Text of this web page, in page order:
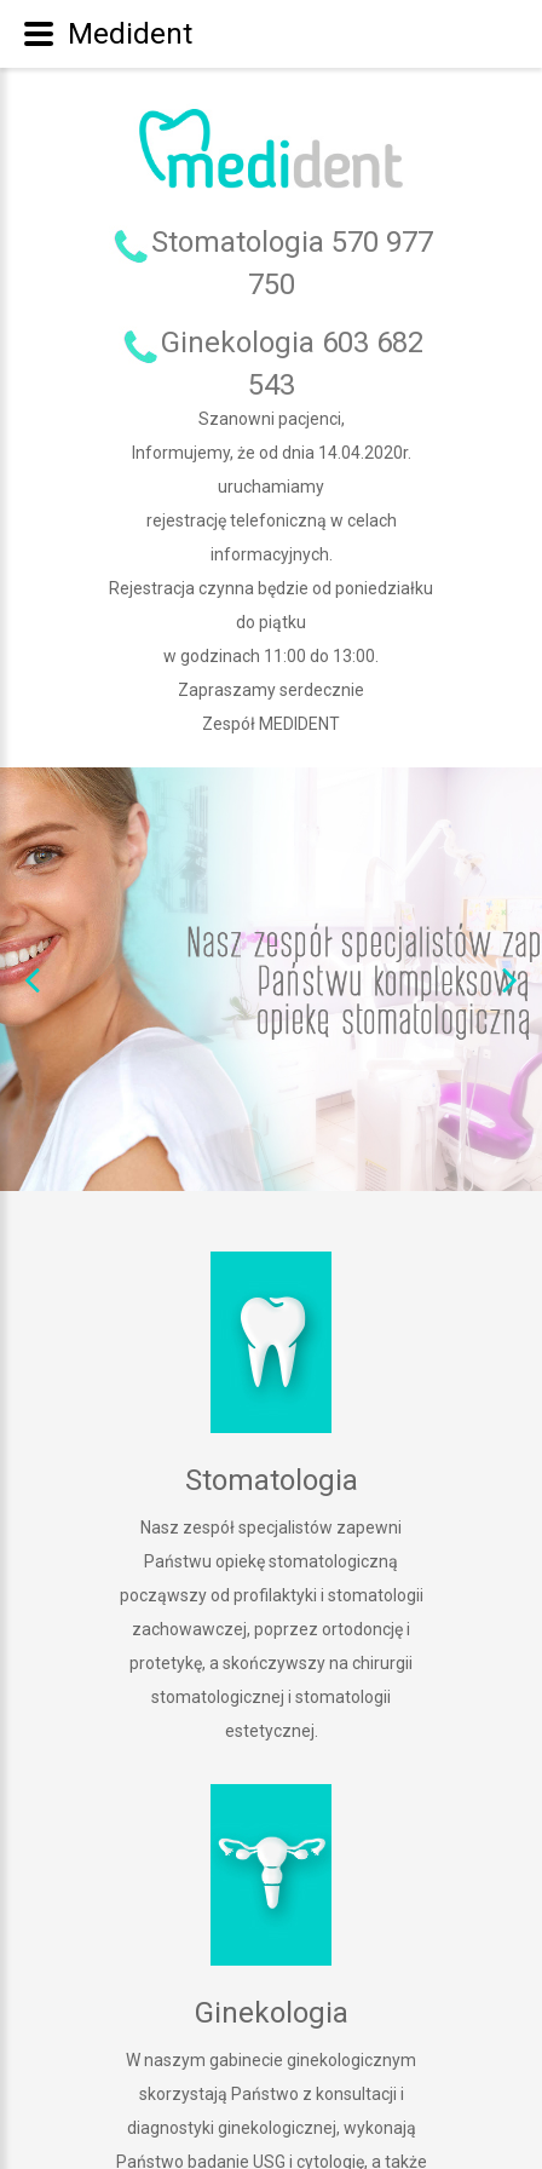
Stomatologia 570 977
750
Ginekologia 603 682
543
Szanowni pacjenci,
Informujemy, że od dnia 14.04.2020r.
uruchamiamy
rejestrację telefoniczną w celach
informacyjnych.
Rejestracja czynna będzie od poniedziałku
do piątku
w godzinach 11:00 do 13:00.
Zapraszamy serdecznie
Zespół MEDIDENT
Stomatologia
Nasz zespół specjalistów zapewni
Państwu opiekę stomatologiczną
począwszy od profilaktyki i stomatologii
zachowawczej, poprzez ortodoncję i
protetykę, a skończywszy na chirurgii
stomatologicznej i stomatologii
estetycznej.
Ginekologia
W naszym gabinecie ginekologicznym
skorzystają Państwo z konsultacji i
diagnostyki ginekologicznej, wykonają
Państwo badanie USG i cytologię, a także
Medident